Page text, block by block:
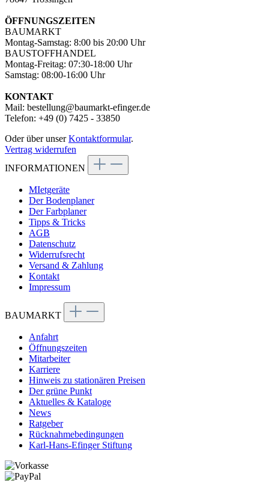
ÖFFNUNGSZEITEN
BAUMARKT
Montag-Samstag: 8:00 bis 20:00 Uhr
BAUSTOFFHANDEL
Montag-Freitag: 07:30-18:00 Uhr
Samstag: 08:00-16:00 Uhr
KONTAKT
Mail: bestellung@baumarkt-efinger.de
Telefon: +49 (0) 7425 - 33850
Oder über unserKontaktformular.
Vertrag widerrufen
INFORMATIONEN
MIetgeräte
Der Bodenplaner
Der Farbplaner
Tipps & Tricks
AGB
Datenschutz
Widerrufsrecht
Versand & Zahlung
Kontakt
Impressum
BAUMARKT
Anfahrt
Öffnungszeiten
Mitarbeiter
Karriere
Hinweis zu stationären Preisen
Der grüne Punkt
Aktuelles & Kataloge
News
Ratgeber
Rücknahmebedingungen
Karl-Hans-Efinger Stiftung